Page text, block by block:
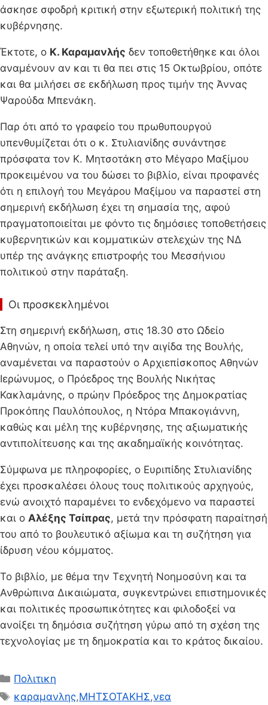
άσκησε σφοδρή κριτική στην εξωτερική πολιτική της
κυβέρνησης.
Έκτοτε, ο Κ. Καραμανλής δεν τοποθετήθηκε και όλοι
αναμένουν αν και τι θα πει στις 15 Οκτωβρίου, οπότε
και θα μιλήσει σε εκδήλωση προς τιμήν της Άννας
Ψαρούδα Μπενάκη.
Παρ ότι από το γραφείο του πρωθυπουργού
υπενθυμίζεται ότι ο κ. Στυλιανίδης συνάντησε
πρόσφατα τον Κ. Μητσοτάκη στο Μέγαρο Μαξίμου
προκειμένου να του δώσει το βιβλίο, είναι προφανές
ότι η επιλογή του Μεγάρου Μαξίμου να παραστεί στη
σημερινή εκδήλωση έχει τη σημασία της, αφού
πραγματοποιείται με φόντο τις δημόσιες τοποθετήσεις
κυβερνητικών και κομματικών στελεχών της ΝΔ
υπέρ της ανάγκης επιστροφής του Μεσσήνιου
πολιτικού στην παράταξη.
Οι προσκεκλημένοι
Στη σημερινή εκδήλωση, στις 18.30 στο Ωδείο
Αθηνών, η οποία τελεί υπό την αιγίδα της Βουλής,
αναμένεται να παραστούν ο Αρχιεπίσκοπος Αθηνών
Ιερώνυμος, ο Πρόεδρος της Βουλής Νικήτας
Κακλαμάνης, ο πρώην Πρόεδρος της Δημοκρατίας
Προκόπης Παυλόπουλος, η Ντόρα Μπακογιάννη,
καθώς και μέλη της κυβέρνησης, της αξιωματικής
αντιπολίτευσης και της ακαδημαϊκής κοινότητας.
Σύμφωνα με πληροφορίες, ο Ευριπίδης Στυλιανίδης
έχει προσκαλέσει όλους τους πολιτικούς αρχηγούς,
ενώ ανοιχτό παραμένει το ενδεχόμενο να παραστεί
και ο Αλέξης Τσίπρας, μετά την πρόσφατη παραίτησή
του από το βουλευτικό αξίωμα και τη συζήτηση για
ίδρυση νέου κόμματος.
Το βιβλίο, με θέμα την Τεχνητή Νοημοσύνη και τα
Ανθρώπινα Δικαιώματα, συγκεντρώνει επιστημονικές
και πολιτικές προσωπικότητες και φιλοδοξεί να
ανοίξει τη δημόσια συζήτηση γύρω από τη σχέση της
τεχνολογίας με τη δημοκρατία και το κράτος δικαίου.
Κατηγορίες
Πολιτικη
Ετικέτες
καραμανλης,ΜΗΤΣΟΤΑΚΗΣ,νεα